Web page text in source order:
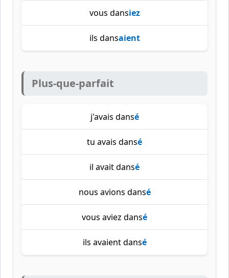
vous dansiez
ils dansaient
Plus-que-parfait
j'avais dansé
tu avais dansé
il avait dansé
nous avions dansé
vous aviez dansé
ils avaient dansé